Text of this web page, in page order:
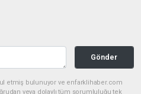
Gönder
etmiş bulunuyor ve enfarklihaber.com
veya dolaylı tüm sorumluluğu tek